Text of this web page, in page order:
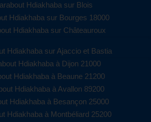
Hdiakhaba sur Blois
Hdiakhaba sur Bourges 18000
Hdiakhaba sur Châteauroux
Hdiakhaba sur Ajaccio et Bastia
Hdiakhaba à Dijon 21000
Hdiakhaba à Beaune 21200
Hdiakhaba à Avallon 89200
Hdiakhaba à Besançon 25000
Hdiakhaba à Montbéliard 25200